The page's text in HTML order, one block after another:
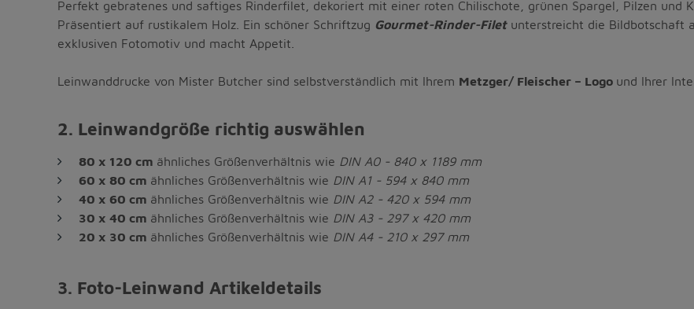
Perfekt gebratenes und saftiges Rinderfilet, dekoriert mit einer roten Chilischote, grünen Spargel, Pilzen und
Präsentiert auf rustikalem Holz. Ein schöner Schriftzug Gourmet-Rinder-Filetunterstreicht die Bildbotschaft
exklusiven Fotomotiv und macht Appetit.
Leinwanddrucke von Mister Butcher sind selbstverständlich mit Ihrem Metzger/ Fleischer – Logo und Ihrer
2. Leinwandgröße richtig auswählen
80 x 120 cm ähnliches Größenverhältnis wie DIN A0 - 840 x 1189 mm
60 x 80 cm ähnliches Größenverhältnis wie DIN A1 - 594 x 840 mm
40 x 60 cm ähnliches Größenverhältnis wie DIN A2 - 420 x 594 mm
30 x 40 cm ähnliches Größenverhältnis wie DIN A3 - 297 x 420 mm
20 x 30 cm ähnliches Größenverhältnis wie DIN A4 - 210 x 297 mm
3. Foto-Leinwand Artikeldetails